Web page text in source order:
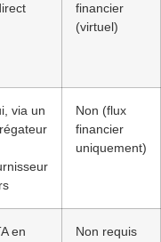
financier
(virtuel)
via un
Non (flux
financier
uniquement)
en
Non requis